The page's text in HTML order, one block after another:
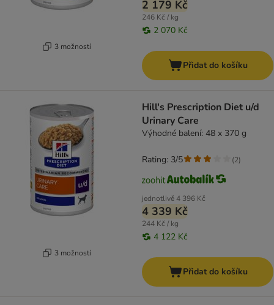
3 možností
2 179 Kč
246 Kč / kg
2 070 Kč
Přidat do košíku
3 možností
Hill's Prescription Diet u/d
Urinary Care
Výhodné balení: 48 x 370 g
jednotlivě4 396 Kč
4 339 Kč
244 Kč / kg
4 122 Kč
Rating: 3/5 (2)
Přidat do košíku